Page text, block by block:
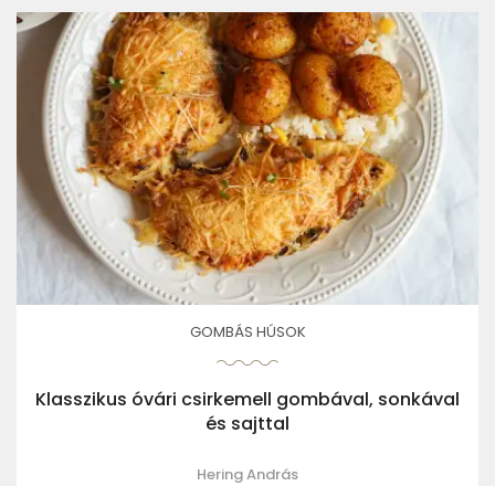
GOMBÁS HÚSOK
Klasszikus óvári csirkemell gombával, sonkával
és sajttal
Hering András